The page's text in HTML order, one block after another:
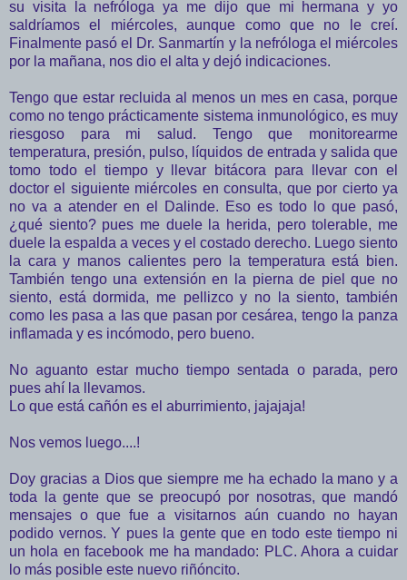
su visita la nefróloga ya me dijo que mi hermana y yo
saldríamos el miércoles, aunque como que no le creí.
Finalmente pasó el Dr. Sanmartín y la nefróloga el miércoles
por la mañana, nos dio el alta y dejó indicaciones.
Tengo que estar recluida al menos un mes en casa, porque
como no tengo prácticamente sistema inmunológico, es muy
riesgoso para mi salud. Tengo que monitorearme
temperatura, presión, pulso, líquidos de entrada y salida que
tomo todo el tiempo y llevar bitácora para llevar con el
doctor el siguiente miércoles en consulta, que por cierto ya
no va a atender en el Dalinde. Eso es todo lo que pasó,
¿qué siento? pues me duele la herida, pero tolerable, me
duele la espalda a veces y el costado derecho. Luego siento
la cara y manos calientes pero la temperatura está bien.
También tengo una extensión en la pierna de piel que no
siento, está dormida, me pellizco y no la siento, también
como les pasa a las que pasan por cesárea, tengo la panza
inflamada y es incómodo, pero bueno.
No aguanto estar mucho tiempo sentada o parada, pero
pues ahí la llevamos.
Lo que está cañón es el aburrimiento, jajajaja!
Nos vemos luego....!
Doy gracias a Dios que siempre me ha echado la mano y a
toda la gente que se preocupó por nosotras, que mandó
mensajes o que fue a visitarnos aún cuando no hayan
podido vernos. Y pues la gente que en todo este tiempo ni
un hola en facebook me ha mandado: PLC. Ahora a cuidar
lo más posible este nuevo riñóncito.